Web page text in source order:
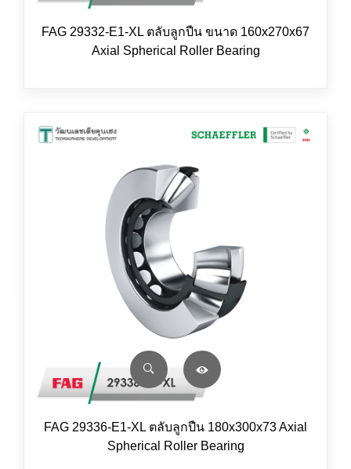
FAG 29332-E1-XL ตลับลูกปืน ขนาด 160x270x67
Axial Spherical Roller Bearing
FAG 29336-E1-XL ตลับลูกปืน 180x300x73 Axial
Spherical Roller Bearing